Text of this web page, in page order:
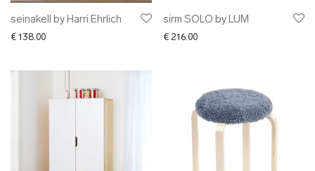
seinakell by Harri Ehrlich
€ 138.00
sirm SOLO by LUM
€ 216.00